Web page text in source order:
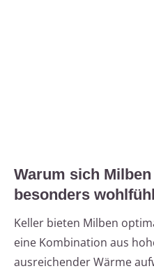
Warum sich
besonders
Keller bieten Milben
eine Kombination aus
ausreichender Wärme